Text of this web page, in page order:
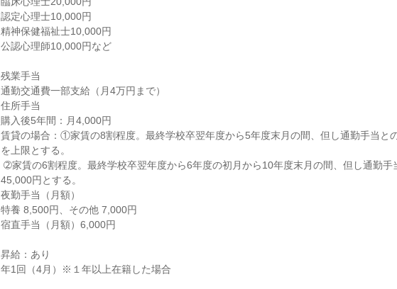
認定心理士10,000円
精神保健福祉士10,000円
公認心理師10,000円など
残業手当
通勤交通費一部支給（月4万円まで）
住所手当
購入後5年間：月4,000円
賃貸の場合：①家賃の8割程度。最終学校卒翌年度から5年度末月の間、但し通勤手当と
を上限とする。
45,000円とする。
夜勤手当（月額）
特養 8,500円、その他 7,000円
宿直手当（月額）6,000円
昇給：あり
年1回（4月）※１年以上在籍した場合